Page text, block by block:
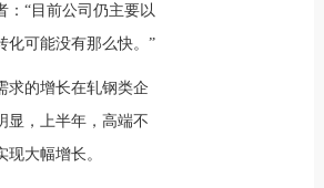
：“目前公司仍主要以
化可能没有那么快。”
求的增长在轧钢类企
显，上半年，高端不
大幅增长。